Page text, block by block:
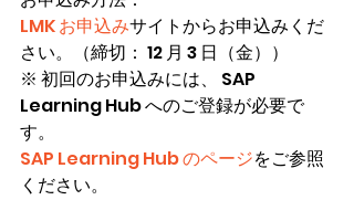
LMK お申込みサイトからお申込みくだ
さい。（締切： 12 月 3 日（金））
※ 初回のお申込みには、 SAP
Learning Hub へのご登録が必要で
す。
SAP Learning Hub のページをご参照
ください。